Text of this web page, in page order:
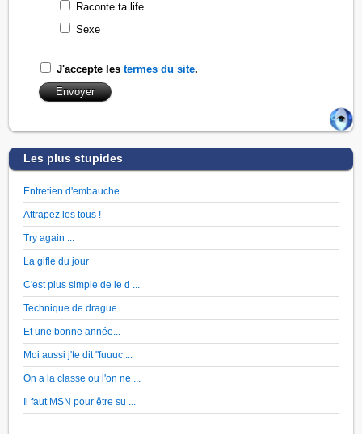
Raconte ta life
Sexe
J'accepte lestermes du site.
Les plus stupides
Entretien d'embauche.
Attrapez les tous !
Try again ...
La gifle du jour
C'est plus simple de le d ...
Technique de drague
Et une bonne année...
Moi aussi j'te dit "fuuuc ...
On a la classe ou l'on ne ...
Il faut MSN pour être su ...